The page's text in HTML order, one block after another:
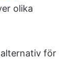
olika
för